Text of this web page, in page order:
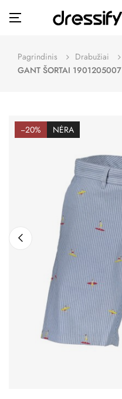
Toggle
navigation
☰
Pagrindinis Drabužiai
GANT ŠORTAI 1901205007
−20% NĖRA